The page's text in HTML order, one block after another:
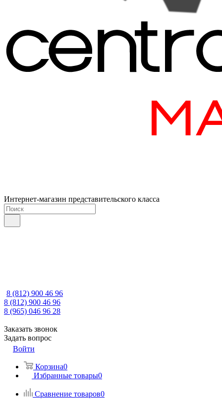
Интернет-магазин представительского класса
8 (812) 900 46 96
8 (812) 900 46 96
8 (965) 046 96 28
Заказать звонок
Задать вопрос
Войти
Корзина0
Избранные товары0
Сравнение товаров0